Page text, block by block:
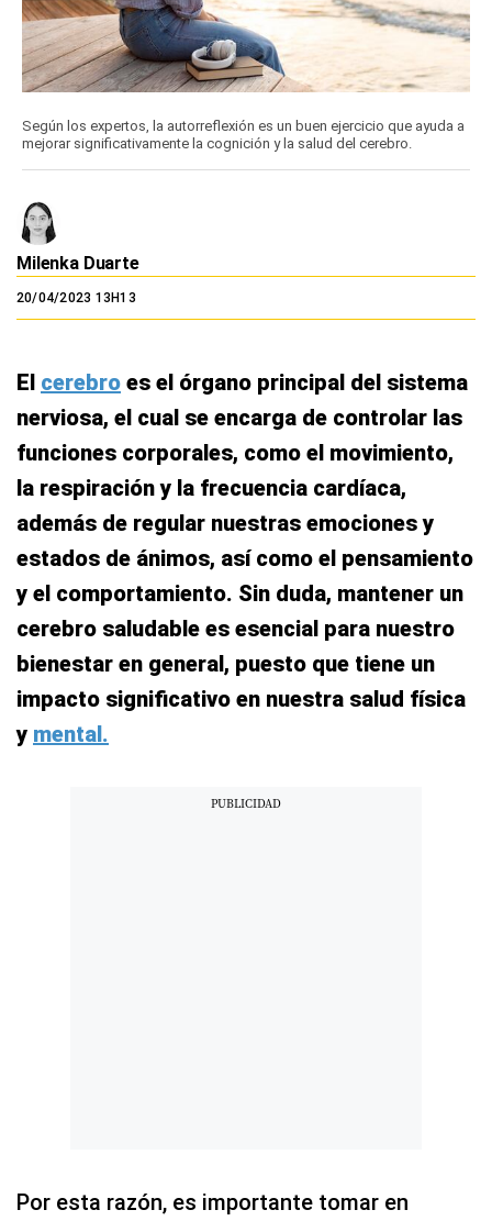
Según los expertos, la autorreflexión es un buen ejercicio que ayuda a
mejorar significativamente la cognición y la salud del cerebro.
Milenka Duarte
20/04/2023 13H13
El cerebro es el órgano principal del sistema
nerviosa, el cual se encarga de controlar las
funciones corporales, como el movimiento,
la respiración y la frecuencia cardíaca,
además de regular nuestras emociones y
estados de ánimos, así como el pensamiento
y el comportamiento. Sin duda, mantener un
cerebro saludable es esencial para nuestro
bienestar en general, puesto que tiene un
impacto significativo en nuestra salud física
y mental.
Por esta razón, es importante tomar en